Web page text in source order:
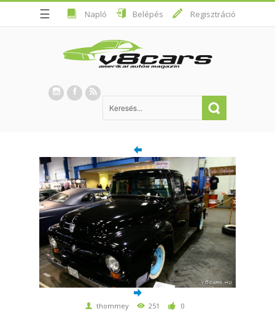
☰ Napló Belépés Regisztráció
thommey 251 0